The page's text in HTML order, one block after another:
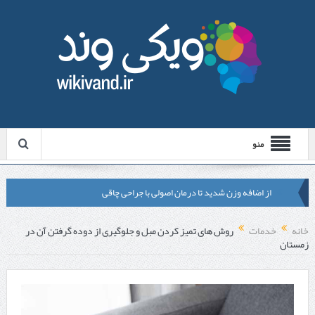
منو
از اضافه وزن شدید تا درمان اصولی با جراحی چاقی
لیزر موهای زائد شاتی یا رولی؟ مقایسه لیزرهای واقعی با شبه‌ لیزر در
مشهد
قبل از تماس با تعمیرکار ماشین ظرفشویی وستینگهاوس این موارد را
بررسی کنید
خانه خدمات روش های تمیز کردن مبل و جلوگیری از دوده گرفتن آن در
زمستان